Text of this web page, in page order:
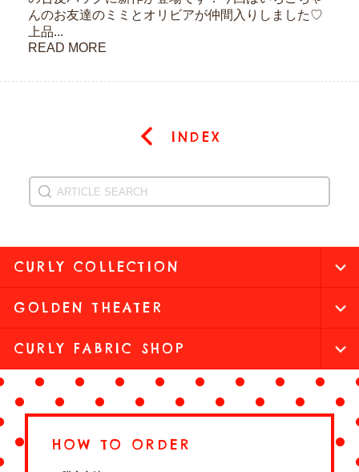
んのお友達のミミとオリビアが仲間入りしました♡
上品...
READ MORE
INDEX
CURLY COLLECTION
GOLDEN THEATER
CURLY FABRIC SHOP
HOW TO ORDER